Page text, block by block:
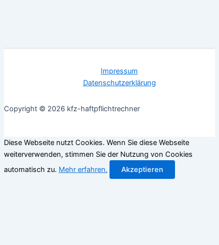
Impressum
Datenschutzerklärung
Copyright © 2026 kfz-haftpflichtrechner
Diese Webseite nutzt Cookies. Wenn Sie diese Webseite
weiterverwenden, stimmen Sie der Nutzung von Cookies
automatisch zu. Mehr erfahren. Akzeptieren